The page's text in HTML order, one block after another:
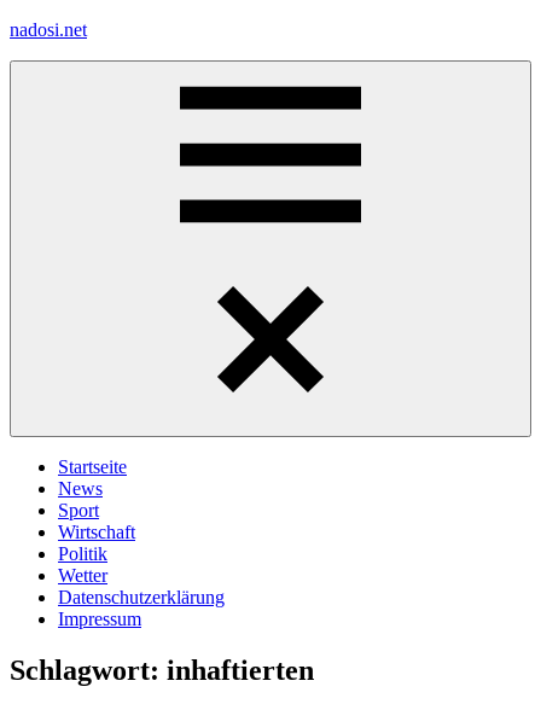
Zum
nadosi.net
Startseite
News
Sport
Wirtschaft
Politik
Wetter
Datenschutzerklärung
Impressum
Schlagwort: inhaftierten